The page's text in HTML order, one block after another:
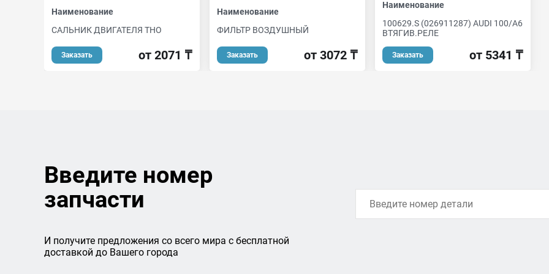
Наименование
САЛЬНИК ДВИГАТЕЛЯ THO
Заказать от 2071 ₸
Наименование
ФИЛЬТР ВОЗДУШНЫЙ
Заказать от 3072 ₸
Наименование
100629.S (026911287) AUDI 100/A6
ВТЯГИВ.РЕЛЕ
Заказать от 5341 ₸
Введите номер
запчасти
И получите предложения со всего мира с бесплатной
доставкой до Вашего города